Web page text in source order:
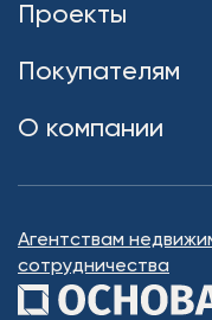
Проекты
Покупателям
О компании
Агентствам
сотрудничества